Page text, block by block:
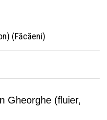
(Făcăeni)
Gheorghe (fluier,